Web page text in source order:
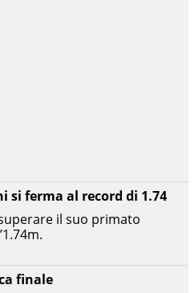
finale
si ferma al record di 1.74
il suo primato